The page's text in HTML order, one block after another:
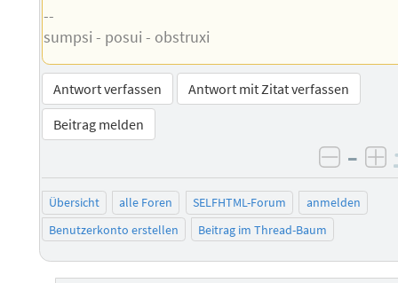
--
sumpsi - posui - obstruxi
Antwort verfassen
Antwort mit Zitat verfassen
Beitrag melden
–
Übersicht alle Foren SELFHTML-Forum
anmelden
Benutzerkonto erstellen
Beitrag im Thread-Baum